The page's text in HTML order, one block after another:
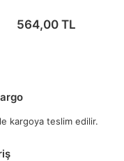
564,00 TL
kargoya teslim edilir.